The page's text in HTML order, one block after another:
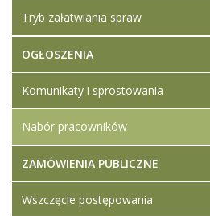
Tryb załatwiania spraw
OGŁOSZENIA
Komunikaty i sprostowania
Nabór pracowników
ZAMÓWIENIA PUBLICZNE
Wszczęcie postępowania